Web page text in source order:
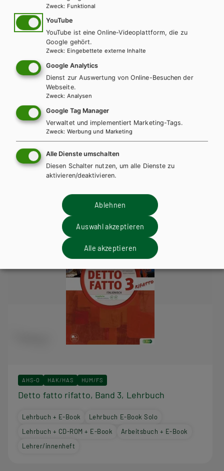
AHS-O HAK/HAS HUM/FS
Detto fatto rifatto – Maturità. Übungsbuch
Italienisch zur Maturavorbereitung inkl.
Audiofiles
Lehrbuch Lehrer/innenheft
AHS-O HAK/HAS HUM/FS
Detto fatto rifatto, Band 3, Lehrbuch
Lehrbuch + E-Book
Lehrbuch E-Book Solo
Lehrbuch + CD-ROM + E-Book
Arbeitsbuch + E-Book
Lehrer/innenheft
Zweck: Funktional
YouTube
YouTube ist eine Online-Videoplattform, die zu
Google gehört.
Zweck: Eingebettete externe Inhalte
Google Analytics
Dienst zur Auswertung von Online-Besuchen der
Webseite.
Zweck: Analysen
Google Tag Manager
Verwaltet und implementiert Marketing-Tags.
Zweck: Werbung und Marketing
Alle Dienste umschalten
Diesen Schalter nutzen, um alle Dienste zu
aktivieren/deaktivieren.
Ablehnen
Auswahl akzeptieren
Alle akzeptieren